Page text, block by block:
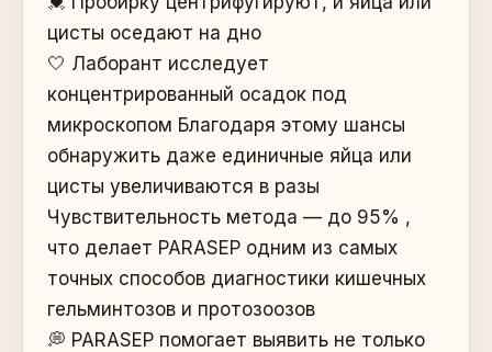
цисты оседают на дно
🤍 Лаборант исследует
концентрированный осадок под
микроскопом Благодаря этому шансы
обнаружить даже единичные яйца или
цисты увеличиваются в разы
Чувствительность метода — до 95% ,
что делает PARASEP одним из самых
точных способов диагностики кишечных
гельминтозов и протозоозов
💭 PARASEP помогает выявить не только